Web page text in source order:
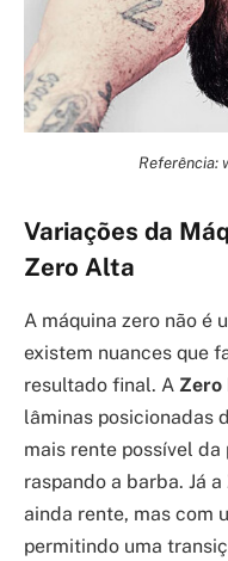
Referência:
Variações da
Zero Alta
A máquina zero não é
existem nuances que
resultado final. A Zero
lâminas posicionadas
mais rente possível da
raspando a barba. Já a
ainda rente, mas com
permitindo uma